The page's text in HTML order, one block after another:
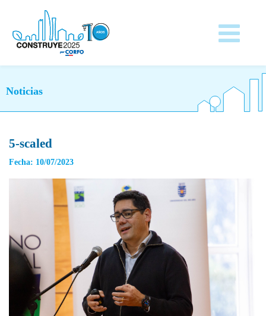
Noticias
5-scaled
Fecha: 10/07/2023